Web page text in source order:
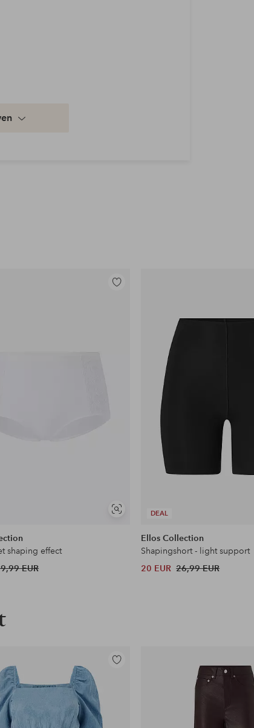
Soortgelijke
Toevoegen
shaping effect
EUR
DEAL
Ellos Collection
Shapingshort - light support
20 EUR 26,99 EUR
Toevoegen